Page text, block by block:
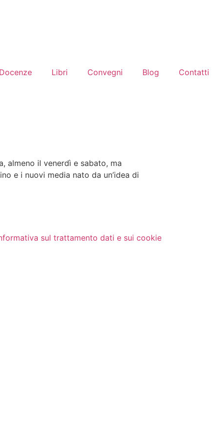
Docenze Libri Convegni Blog Contatti
almeno il venerdì e sabato, ma
e i nuovi media nato da un’idea di
sul trattamento dati e sui cookie